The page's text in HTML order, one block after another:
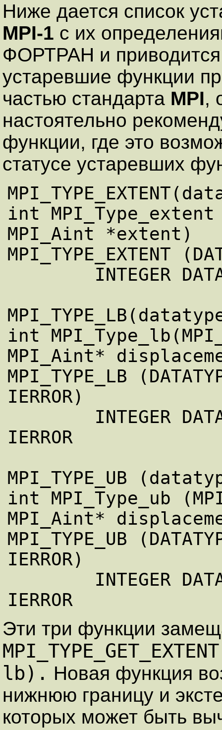
Ниже дается список
MPI-1 с их
ФОРТРАН и
устаревшие функции
частью стандарта MPI,
настоятельно
функции, где это
статусе устаревших
int
MPI_Aint *extent)
MPI_TYPE_EXTENT
int
MPI_Aint*
MPI_TYPE_LB
IERROR)
IERROR
MPI_TYPE_UB
int MPI_Type_ub
MPI_Aint*
MPI_TYPE_UB
IERROR)
Эти три функции
lb). Новая функция
нижнюю границу и
которых может быть